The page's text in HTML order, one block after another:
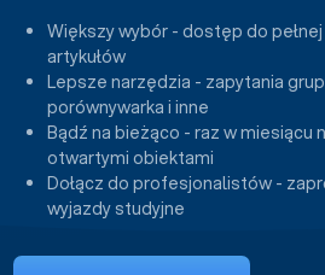
Większy wybór - dostęp do
artykułów
Lepsze narzędzia - zapytania
porównywarka i inne
Bądź na bieżąco - raz w miesiącu
otwartymi obiektami
Dołącz do profesjonalistów -
wyjazdy studyjne